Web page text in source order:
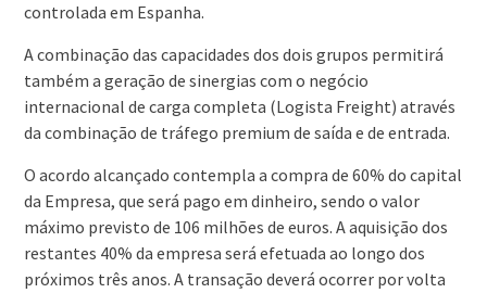
controlada em Espanha.
A combinação das capacidades dos dois grupos permitirá
também a geração de sinergias com o negócio
internacional de carga completa (Logista Freight) através
da combinação de tráfego premium de saída e de entrada.
O acordo alcançado contempla a compra de 60% do capital
da Empresa, que será pago em dinheiro, sendo o valor
máximo previsto de 106 milhões de euros. A aquisição dos
restantes 40% da empresa será efetuada ao longo dos
próximos três anos. A transação deverá ocorrer por volta